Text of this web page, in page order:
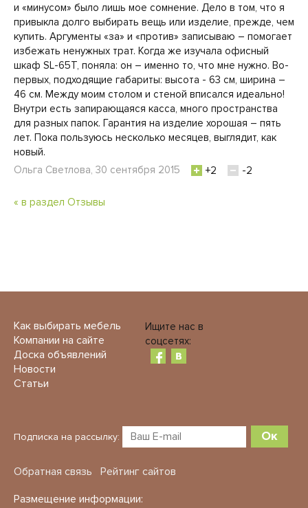
и «минусом» было лишь мое сомнение. Дело в том, что я
привыкла долго выбирать вещь или изделие, прежде, чем
купить. Аргументы «за» и «против» записываю – помогает
избежать ненужных трат. Когда же изучала офисный
шкаф SL-65Т, поняла: он – именно то, что мне нужно. Во-
первых, подходящие габариты: высота - 63 см, ширина –
46 см. Между моим столом и стеной вписался идеально!
Внутри есть запирающаяся касса, много пространства
для разных папок. Гарантия на изделие хорошая – пять
лет. Пока пользуюсь несколько месяцев, выглядит, как
новый.
Ольга Светлова, 30 сентября 2015
+2 -2
« в раздел Отзывы
Как выбирать мебель
Компании на сайте
Доска объявлений
Новости
Статьи
Ищите нас в
соцсетях:
Подписка на рассылку: Ок
Обратная связь
Рейтинг сайтов
Размещение информации: